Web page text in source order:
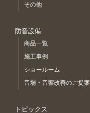
その他
防音設備
商品一覧
施工事例
ショールーム
音場・音響改善のご提案
トピックス